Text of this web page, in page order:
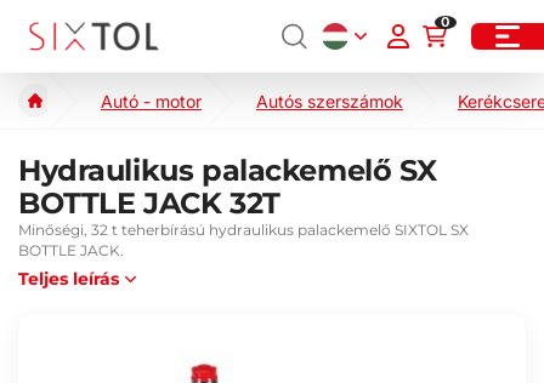
0
Autó - motor Autós szerszámok
Hydraulikus palackemelő SX
BOTTLE JACK 32T
Minőségi, 32 t teherbírású hydraulikus palackemelő SIXTOL SX
BOTTLE JACK.
Teljes leírás